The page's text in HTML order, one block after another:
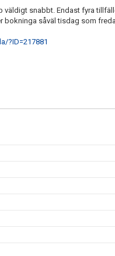
snabbt. Endast fyra
bokninga såväl tisdag som
?ID=217881